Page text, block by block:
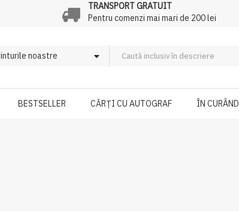
TRANSPORT GRATUIT
Pentru comenzi mai mari de 200 lei
BESTSELLER CĂRȚI CU AUTOGRAF ÎN CURÂND